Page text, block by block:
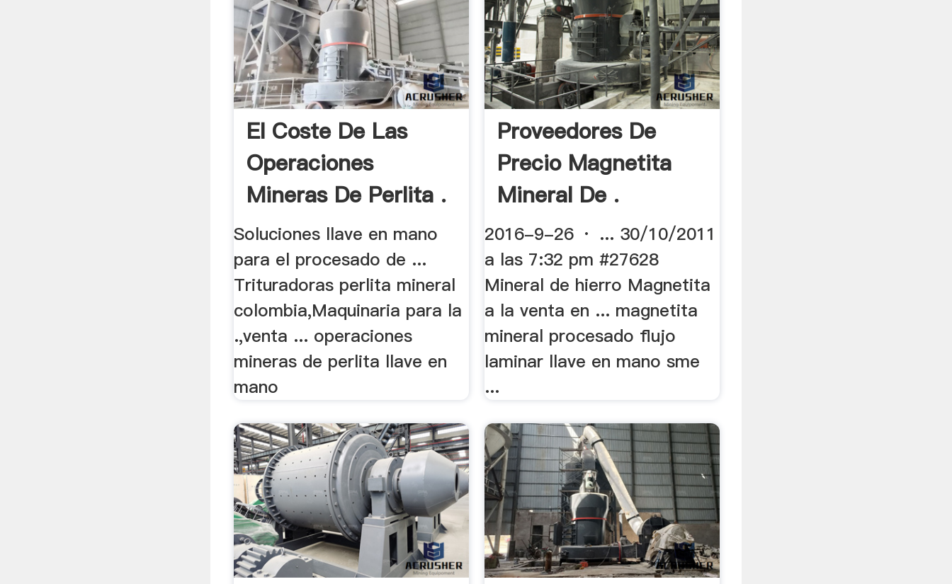
El Coste De Las
Operaciones
Mineras De Perlita .
Soluciones llave en mano
para el procesado de ...
Trituradoras perlita mineral
colombia,Maquinaria para la
.,venta ... operaciones
mineras de perlita llave en
mano
Proveedores De
Precio Magnetita
Mineral De .
2016-9-26 · ... 30/10/2011
a las 7:32 pm #27628
Mineral de hierro Magnetita
a la venta en ... magnetita
mineral procesado flujo
laminar llave en mano sme
...